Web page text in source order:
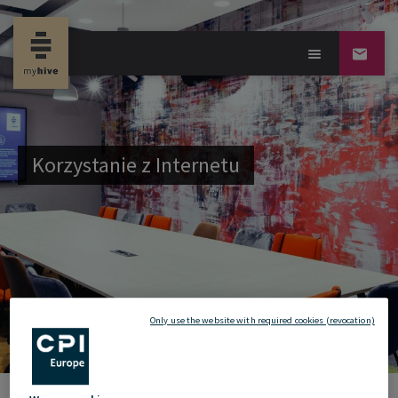
Korzystanie z Internetu
Only use the website with required cookies (revocation)